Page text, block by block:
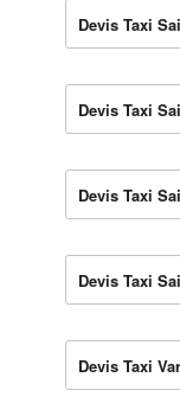
Devis Taxi
Devis Taxi
Devis Taxi
Devis Taxi
Devis Taxi